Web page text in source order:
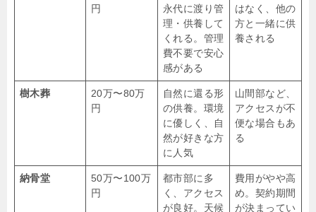
円
永代に渡り管
理・供養して
くれる。管理
費不要で安心
感がある
はなく、他の
方と一緒に供
養される
樹木葬
20万〜80万
円
自然に還る形
の供養。環境
に優しく、自
然が好きな方
に人気
山間部など、
アクセスが不
便な場合もあ
る
納骨堂
50万〜100万
円
都市部に多
く、アクセス
が良好。天候
費用がやや高
め。契約期間
が決まってい